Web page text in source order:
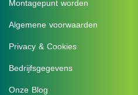
Montagepunt worden
Algemene voorwaarden
Privacy & Cookies
Bedrijfsgegevens
Onze Blog